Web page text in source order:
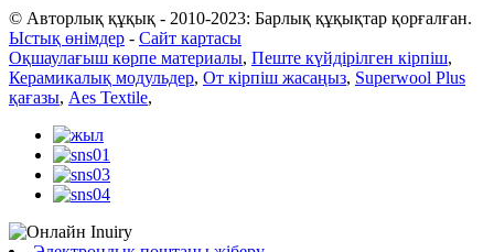
© Авторлық құқық - 2010-2023: Барлық құқықтар қорғалған.
Ыстық өнімдер - Сайт картасы
Оқшаулағыш көрпе материалы, Пеште күйдірілген кірпіш,
Керамикалық модульдер, От кірпіш жасаңыз, Superwool Plus
қағазы, Aes Textile,